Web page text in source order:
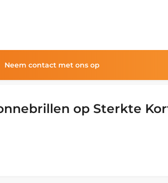
Neem contact met ons op
op Sterkte